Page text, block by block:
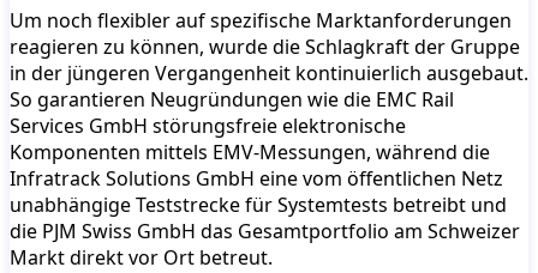
Um noch flexibler auf spezifische Marktanforderungen
reagieren zu können, wurde die Schlagkraft der Gruppe
in der jüngeren Vergangenheit kontinuierlich ausgebaut.
So garantieren Neugründungen wie die EMC Rail
Services GmbH störungsfreie elektronische
Komponenten mittels EMV-Messungen, während die
Infratrack Solutions GmbH eine vom öffentlichen Netz
unabhängige Teststrecke für Systemtests betreibt und
die PJM Swiss GmbH das Gesamtportfolio am Schweizer
Markt direkt vor Ort betreut.